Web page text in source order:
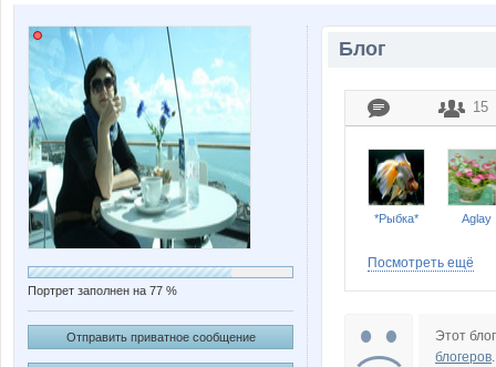
Портрет заполнен на 77 %
Отправить приватное сообщение
Блог
15
*Рыбка* Aglay
Посмотреть ещё
Этот
блогеров.